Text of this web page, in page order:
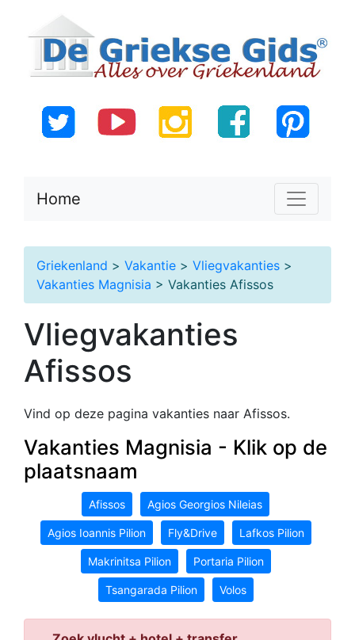
Home
Griekenland > Vakantie > Vliegvakanties >
Vakanties Magnisia > Vakanties Afissos
Vliegvakanties
Afissos
Vind op deze pagina vakanties naar Afissos.
Vakanties Magnisia - Klik op de
plaatsnaam
Afissos Agios Georgios Nileias
Agios Ioannis Pilion Fly&Drive Lafkos Pilion
Makrinitsa Pilion Portaria Pilion
Tsangarada Pilion Volos